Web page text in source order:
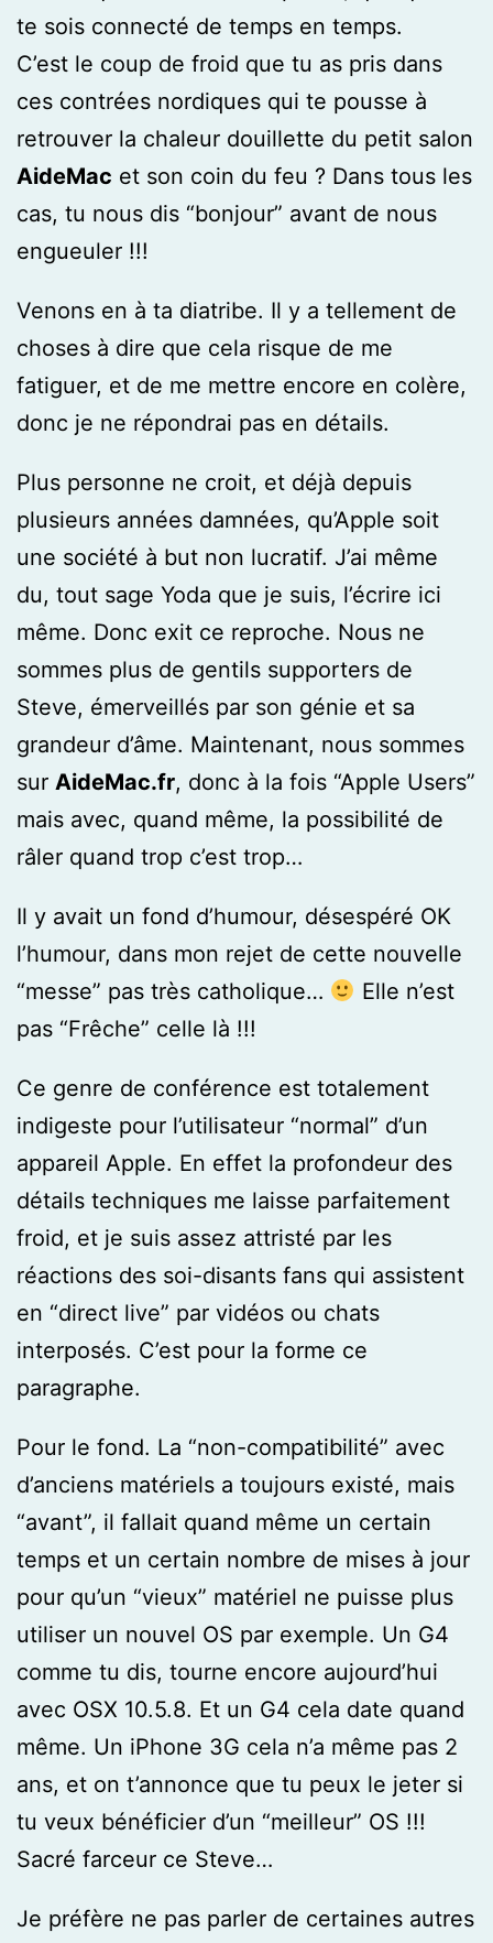
te sois connecté de temps en temps.
C’est le coup de froid que tu as pris dans
ces contrées nordiques qui te pousse à
retrouver la chaleur douillette du petit salon
AideMac et son coin du feu ? Dans tous les
cas, tu nous dis “bonjour” avant de nous
engueuler !!!
Venons en à ta diatribe. Il y a tellement de
choses à dire que cela risque de me
fatiguer, et de me mettre encore en colère,
donc je ne répondrai pas en détails.
Plus personne ne croit, et déjà depuis
plusieurs années damnées, qu’Apple soit
une société à but non lucratif. J’ai même
du, tout sage Yoda que je suis, l’écrire ici
même. Donc exit ce reproche. Nous ne
sommes plus de gentils supporters de
Steve, émerveillés par son génie et sa
grandeur d’âme. Maintenant, nous sommes
sur AideMac.fr, donc à la fois “Apple Users”
mais avec, quand même, la possibilité de
râler quand trop c’est trop…
Il y avait un fond d’humour, désespéré OK
l’humour, dans mon rejet de cette nouvelle
“messe” pas très catholique…
Elle n’est
pas “Frêche” celle là !!!
Ce genre de conférence est totalement
indigeste pour l’utilisateur “normal” d’un
appareil Apple. En effet la profondeur des
détails techniques me laisse parfaitement
froid, et je suis assez attristé par les
réactions des soi-disants fans qui assistent
en “direct live” par vidéos ou chats
interposés. C’est pour la forme ce
paragraphe.
Pour le fond. La “non-compatibilité” avec
d’anciens matériels a toujours existé, mais
“avant”, il fallait quand même un certain
temps et un certain nombre de mises à jour
pour qu’un “vieux” matériel ne puisse plus
utiliser un nouvel OS par exemple. Un G4
comme tu dis, tourne encore aujourd’hui
avec OSX 10.5.8. Et un G4 cela date quand
même. Un iPhone 3G cela n’a même pas 2
ans, et on t’annonce que tu peux le jeter si
tu veux bénéficier d’un “meilleur” OS !!!
Sacré farceur ce Steve…
Je préfère ne pas parler de certaines autres